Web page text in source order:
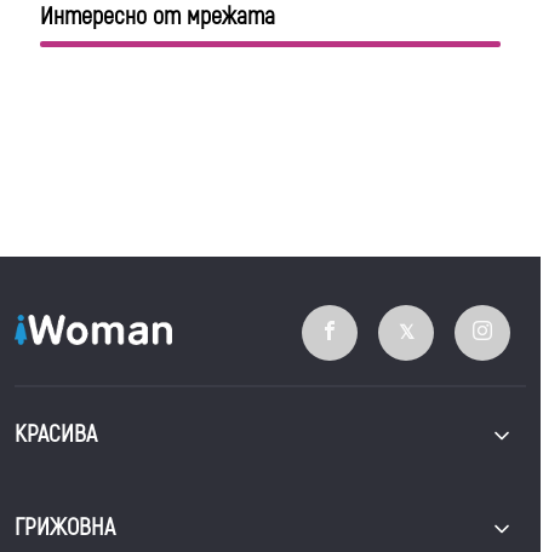
Интересно от мрежата
КРАСИВА
ГРИЖОВНА